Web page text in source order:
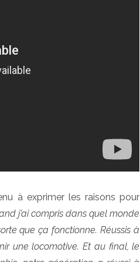
à exprimer les raisons pour
j’ai compris dans quel monde
que ça fonctionne. Réussis à
une locomotive. Et au final, le